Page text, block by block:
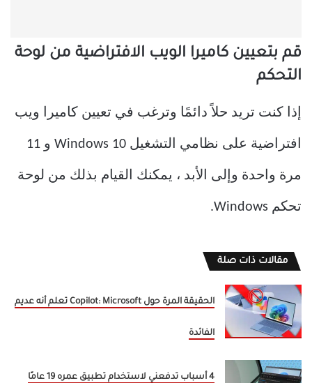
قم بتعيين كاميرا الويب الافتراضية من لوحة
التحكم
إذا كنت تريد حلاً دائمًا وترغب في تعيين كاميرا ويب
افتراضية على نظامي التشغيل Windows 10 و 11
مرة واحدة وإلى الأبد ، يمكنك القيام بذلك من لوحة
تحكم Windows.
مقالات ذات صلة
الحقيقة المرة حول Copilot: Microsoft تعلم أنه عديم
الفائدة
4 أسباب تدفعني لاستخدام تطبيق عمره 19 عامًا